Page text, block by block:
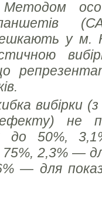
Методом
у м.
вибірки (з
ефекту) не
до 50%,
2,3% —
— для